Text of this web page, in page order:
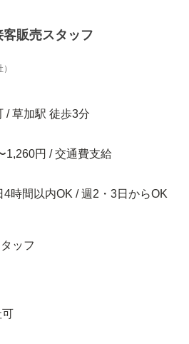
販売スタッフ
/ 草加駅 徒歩3分
1,260円 / 交通費支給
4時間以内OK / 週2・3日からOK
ッフ
可